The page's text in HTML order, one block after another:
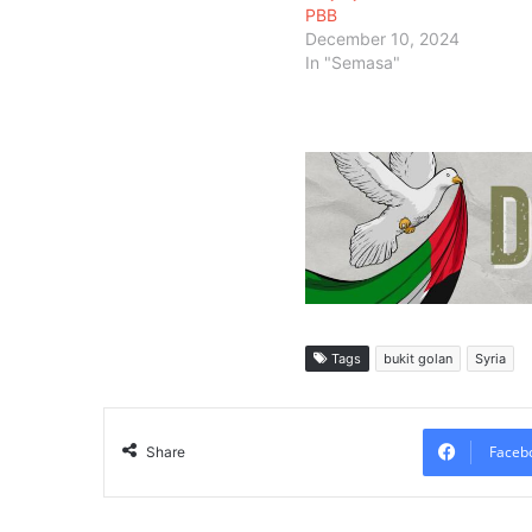
PBB
December 10, 2024
In "Semasa"
Tags bukit golan Syria
Share